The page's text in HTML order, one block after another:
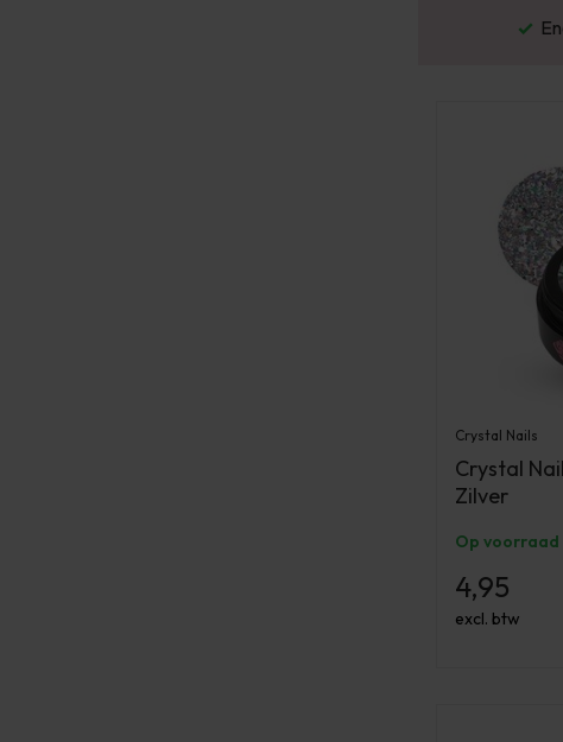
Crystal Nails
Crystal
Zilver
Op voorraad
4,95
excl. btw